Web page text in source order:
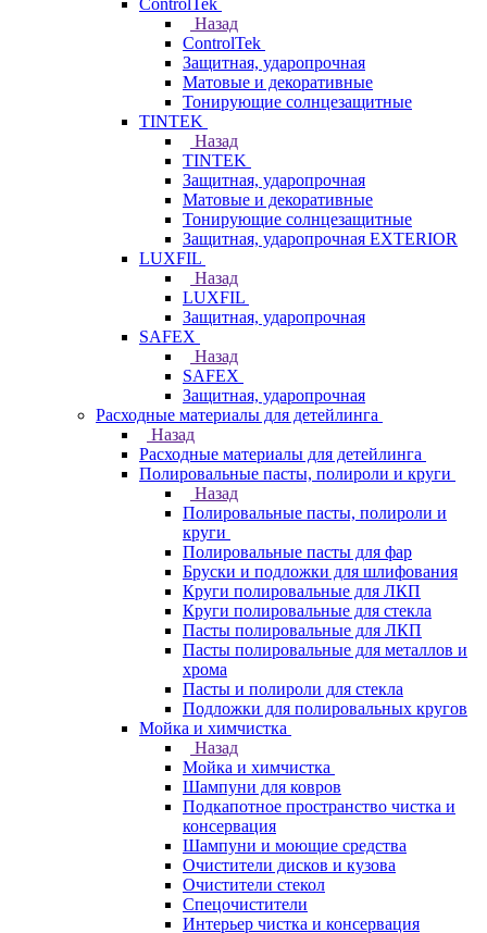
ControlTek
Назад
ControlTek
Защитная, ударопрочная
Матовые и декоративные
Тонирующие солнцезащитные
TINTEK
Назад
TINTEK
Защитная, ударопрочная
Матовые и декоративные
Тонирующие солнцезащитные
Защитная, ударопрочная EXTERIOR
LUXFIL
Назад
LUXFIL
Защитная, ударопрочная
SAFEX
Назад
SAFEX
Защитная, ударопрочная
Расходные материалы для детейлинга
Назад
Расходные материалы для детейлинга
Полировальные пасты, полироли и круги
Назад
Полировальные пасты, полироли и
круги
Полировальные пасты для фар
Бруски и подложки для шлифования
Круги полировальные для ЛКП
Круги полировальные для стекла
Пасты полировальные для ЛКП
Пасты полировальные для металлов и
хрома
Пасты и полироли для стекла
Подложки для полировальных кругов
Мойка и химчистка
Назад
Мойка и химчистка
Шампуни для ковров
Подкапотное пространство чистка и
консервация
Шампуни и моющие средства
Очистители дисков и кузова
Очистители стекол
Спецочистители
Интерьер чистка и консервация